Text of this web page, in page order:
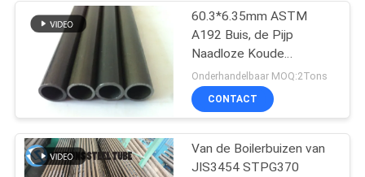
FABRIEKSREIS
KWALITEITSCONTROLE
CONTACTEER
ONS
de buis van het
warmtewisselaarstaal
60.3*6.35mm ASTM
A192 Buis, de Pijp
Naadloze Koude
Tekening van A192M
Black Carbon Steel
Onderhandelbaar MOQ:2Tons
CONTACT
Van de Boilerbuizen van
JIS3454 STPG370